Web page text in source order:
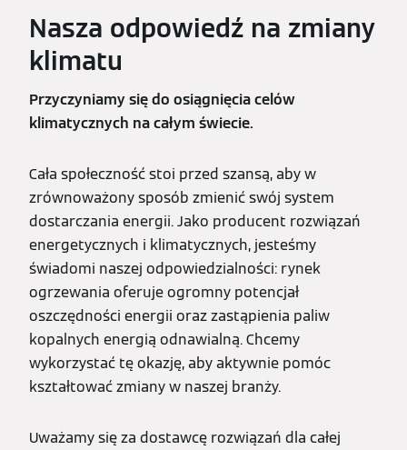
Nasza odpowiedź na zmiany
klimatu
Przyczyniamy się do osiągnięcia celów
klimatycznych na całym świecie.
Cała społeczność stoi przed szansą, aby w
zrównoważony sposób zmienić swój system
dostarczania energii. Jako producent rozwiązań
energetycznych i klimatycznych, jesteśmy
świadomi naszej odpowiedzialności: rynek
ogrzewania oferuje ogromny potencjał
oszczędności energii oraz zastąpienia paliw
kopalnych energią odnawialną. Chcemy
wykorzystać tę okazję, aby aktywnie pomóc
kształtować zmiany w naszej branży.
Uważamy się za dostawcę rozwiązań dla całej